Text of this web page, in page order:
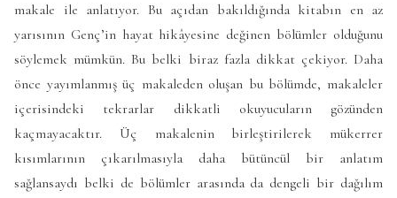
makale ile anlatıyor. Bu açıdan bakıldığında kitabın en az
yarısının Genç’in hayat hikâyesine değinen bölümler olduğunu
söylemek mümkün. Bu belki biraz fazla dikkat çekiyor. Daha
önce yayımlanmış üç makaleden oluşan bu bölümde, makaleler
içerisindeki tekrarlar dikkatli okuyucuların gözünden
kaçmayacaktır. Üç makalenin birleştirilerek mükerrer
kısımlarının çıkarılmasıyla daha bütüncül bir anlatım
sağlansaydı belki de bölümler arasında da dengeli bir dağılım